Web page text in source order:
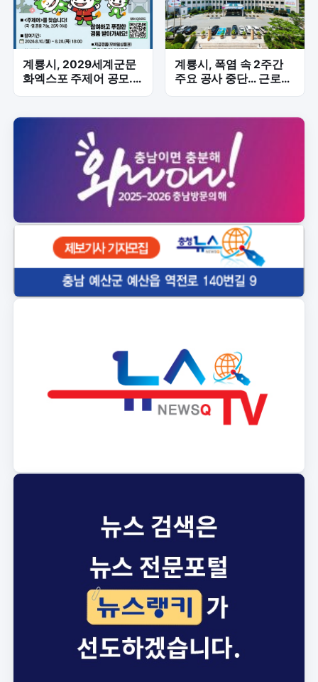
계룡시, 2029세계군문
화엑스포 주제어 공모...
시민 참여로 성공 개최
계룡시, 폭염 속 2주간
주요 공사 중단… 근로자
안전 최우선